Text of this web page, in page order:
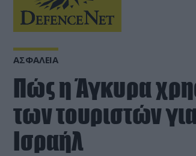
ΑΣΦΑΛΕΙΑ
Πώς η Άγκυρα
των τουριστών
Ισραήλ